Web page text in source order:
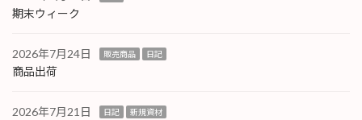
期末ウィーク
2026年7月24日 販売商品 日記
商品出荷
2026年7月21日 日記 新規資材